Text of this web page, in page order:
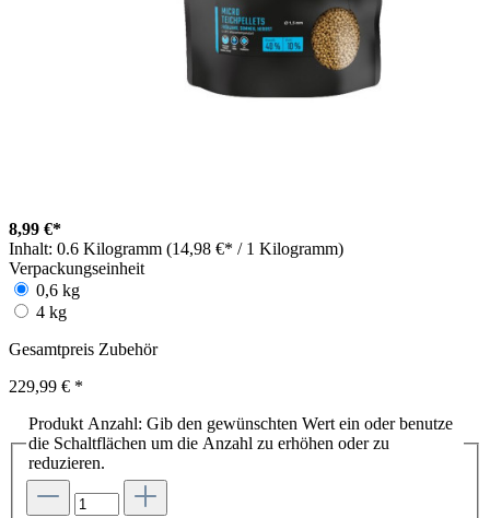
8,99 €*
Inhalt: 0.6 Kilogramm (14,98 €* / 1 Kilogramm)
Verpackungseinheit
0,6 kg
4 kg
Gesamtpreis Zubehör
229,99 € *
Produkt Anzahl: Gib den gewünschten Wert ein oder benutze
die Schaltflächen um die Anzahl zu erhöhen oder zu
reduzieren.